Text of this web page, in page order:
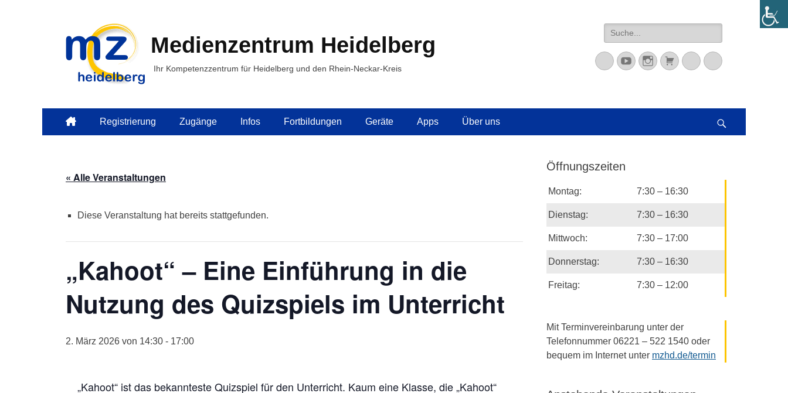
Medienzentrum Heidelberg
Ihr Kompetenzzentrum für Heidelberg und den Rhein-Neckar-Kreis
Suche
nach:
Mastodon
YouTubeInstagramWarenkorb
CloudPeertube
Primäres
Menü
Zum
Inhalt
Registrierung Zugänge Infos Fortbildungen Geräte Apps Über uns
« Alle Veranstaltungen
Diese Veranstaltung hat bereits stattgefunden.
„Kahoot“ – Eine Einführung in die
Nutzung des Quizspiels im Unterricht
2. März 2026 von 14:30 - 17:00
„Kahoot“ ist das bekannteste Quizspiel für den Unterricht. Kaum eine Klasse, die „Kahoot“
Öffnungszeiten
Montag: 7:30 – 16:30
Dienstag: 7:30 – 16:30
Mittwoch: 7:30 – 17:00
Donnerstag: 7:30 – 16:30
Freitag: 7:30 – 12:00
Mit Terminvereinbarung unter der
Telefonnummer 06221 – 522 1540 oder
bequem im Internet unter mzhd.de/termin